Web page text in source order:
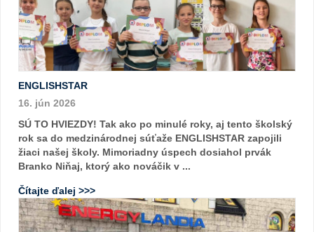
ENGLISHSTAR
16. jún 2026
SÚ TO HVIEZDY! Tak ako po minulé roky, aj tento školský
rok sa do medzinárodnej súťaže ENGLISHSTAR zapojili
žiaci našej školy. Mimoriadny úspech dosiahol prvák
Branko Niňaj, ktorý ako nováčik v ...
Čítajte ďalej >>>